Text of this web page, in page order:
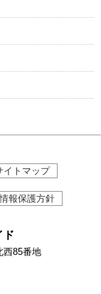
イトマップ
報保護方針
ド
西85番地